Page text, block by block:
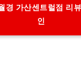
경 가산센트럴점 리
인